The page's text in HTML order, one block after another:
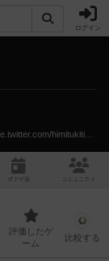
ログイン
ボ ドゲ コミュニティ
評価したゲ
ーム
比較する